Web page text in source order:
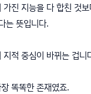
가진 지능을 다 합친 것
는 뜻입니다.
적 중심이 바뀌는 겁니
똑똑한 존재였죠.